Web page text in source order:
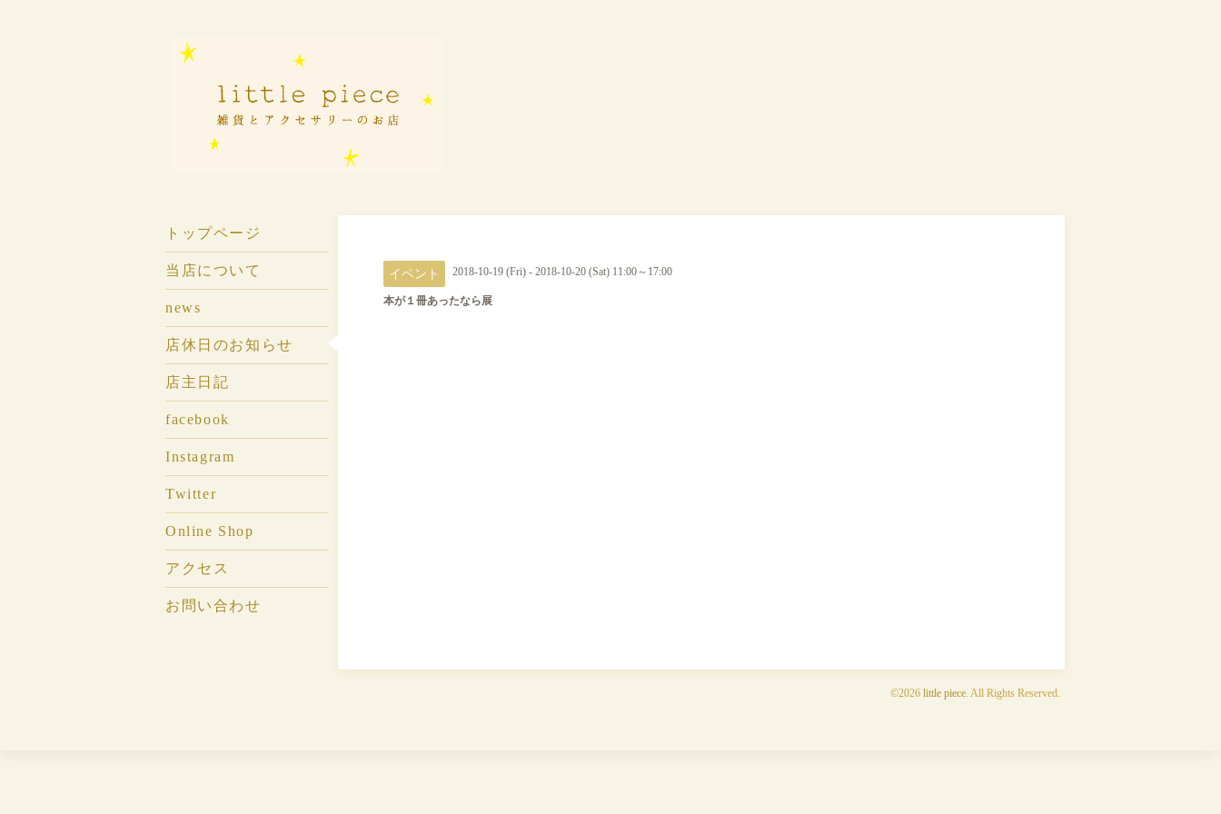
イベント 2018-10-19 (Fri) - 2018-10-20 (Sat) 11:00～17:00
本が１冊あったなら展
©2026 little piece . All Rights Reserved.
トップページ
当店について
news
店休日のお知らせ
店主日記
facebook
Instagram
Twitter
Online Shop
アクセス
お問い合わせ